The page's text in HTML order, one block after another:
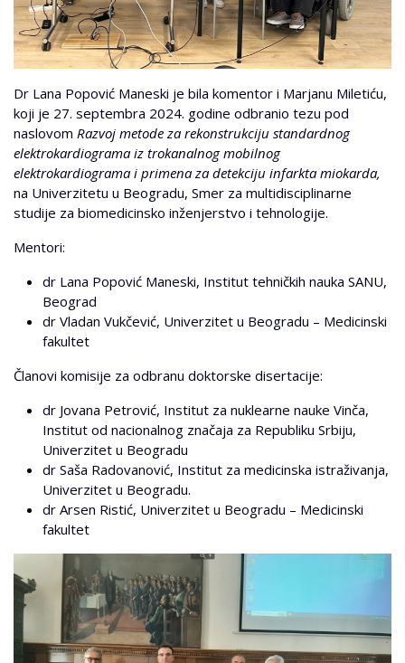
Dr Lana Popović Maneski je bila komentor i Marjanu Miletiću,
koji je 27. septembra 2024. godine odbranio tezu pod
naslovom Razvoj metode za rekonstrukciju standardnog
elektrokardiograma iz trokanalnog mobilnog
elektrokardiograma i primena za detekciju infarkta miokarda,
na Univerzitetu u Beogradu, Smer za multidisciplinarne
studije za biomedicinsko inženjerstvo i tehnologije.
Mentori:
dr Lana Popović Maneski, Institut tehničkih nauka SANU,
Beograd
dr Vladan Vukčević, Univerzitet u Beogradu – Medicinski
fakultet
Članovi komisije za odbranu doktorske disertacije:
dr Jovana Petrović, Institut za nuklearne nauke Vinča,
Institut od nacionalnog značaja za Republiku Srbiju,
Univerzitet u Beogradu
dr Saša Radovanović, Institut za medicinska istraživanja,
Univerzitet u Beogradu.
dr Arsen Ristić, Univerzitet u Beogradu – Medicinski
fakultet